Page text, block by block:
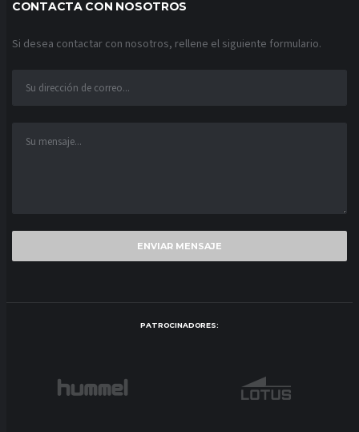
CONTACTA CON NOSOTROS
Si desea contactar con nosotros, rellene el siguiente formulario.
PATROCINADORES: